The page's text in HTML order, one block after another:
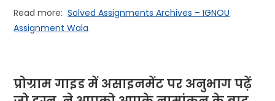
Read more:Solved Assignments Archives – IGNOU
Assignment Wala
प्रोग्राम गाइड में असाइनमेंट पर अनुभाग पढ़ें